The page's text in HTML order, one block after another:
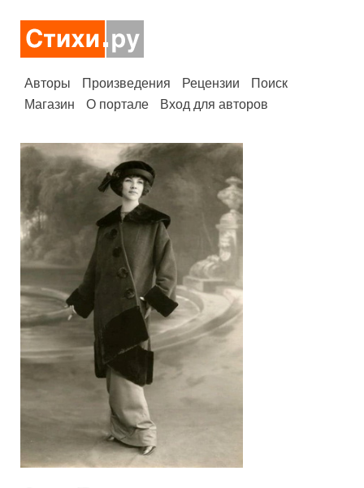
Авторы Произведения Рецензии
Поиск
Магазин
О портале Вход для авторов